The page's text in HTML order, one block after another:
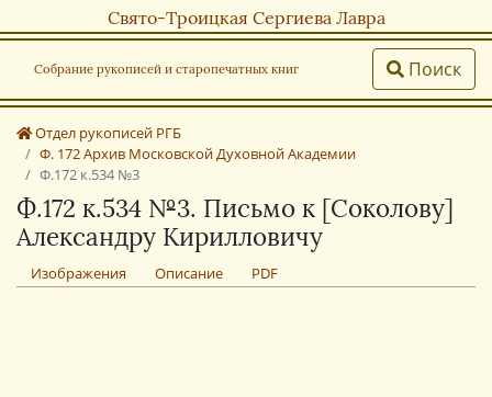
Свято-Троицкая Сергиева Лавра
Собрание рукописей и старопечатных книг Поиск
Отдел рукописей РГБ
Ф. 172 Архив Московской Духовной Академии
Ф.172 к.534 №3
Ф.172 к.534 №3. Письмо к [Соколову]
Александру Кирилловичу
Изображения Описание PDF